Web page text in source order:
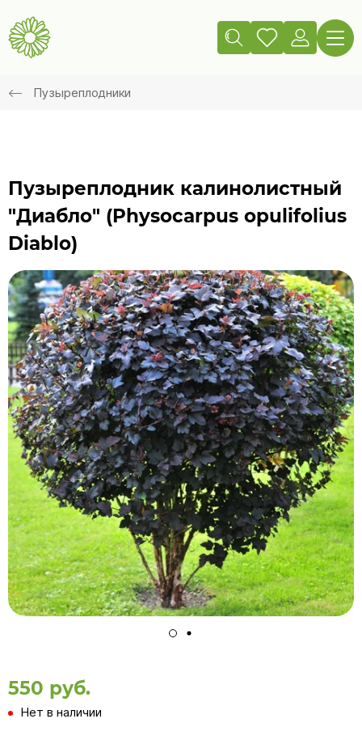
Пузыреплодники
Пузыреплодник калинолистный
"Диабло" (Physocarpus opulifolius
Diablo)
550 руб.
Нет в наличии